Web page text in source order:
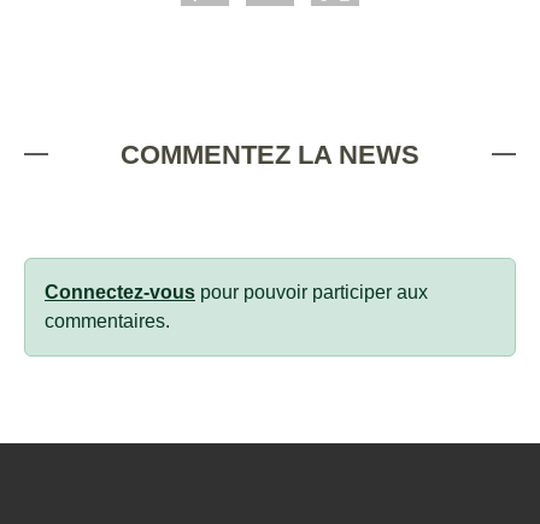
COMMENTEZ LA NEWS
Connectez-vous pour pouvoir participer aux
commentaires.